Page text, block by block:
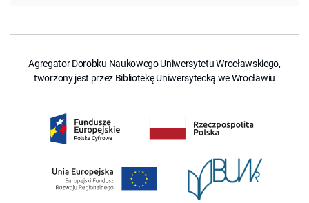
Agregator Dorobku Naukowego Uniwersytetu Wrocławskiego,
tworzony jest przez Bibliotekę Uniwersytecką we Wrocławiu